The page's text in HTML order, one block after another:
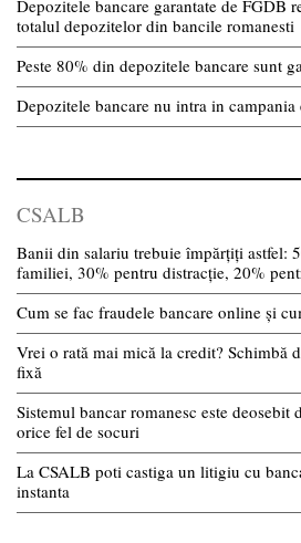
Depozitele bancare garantate de FGDB
totalul depozitelor din bancile romanesti
Peste 80% din depozitele bancare sunt
Depozitele bancare nu intra in campania
CSALB
Banii din salariu trebuie împărțiți astfel:
familiei, 30% pentru distracție, 20%
Cum se fac fraudele bancare online și
Vrei o rată mai mică la credit? Schimbă
fixă
Sistemul bancar romanesc este deosebit
orice fel de socuri
La CSALB poti castiga un litigiu cu
instanta